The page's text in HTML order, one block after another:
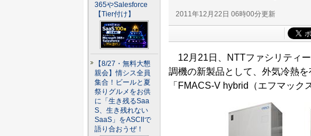
2011年12月22日 06時00分更新
12月21日、NTTファシリティ
調機の新製品として、外気冷熱
「FMACS-V hybrid（エフマック
365やSalesforce
【Tier付け】
【8/27・無料大懇
親会】情シス全員
集合！ビールと夏
祭りグルメをお供
に「生き残るSaa
S、生き残れない
SaaS」をASCIIで
語り合おうぜ！